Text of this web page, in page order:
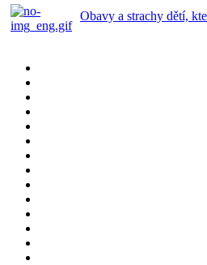
Obavy a strachy dětí,